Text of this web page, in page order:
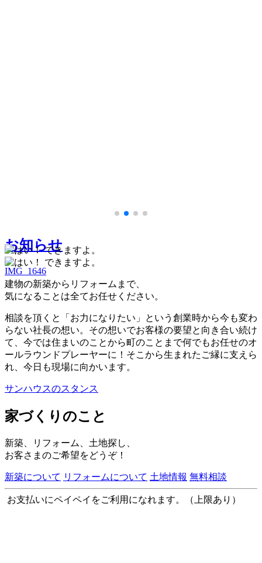
お知らせ
IMG_1646
建物の新築からリフォームまで、
気になることは全てお任せください。
相談を頂くと「お力になりたい」という創業時から今も変わ
らない社長の想い。その想いでお客様の要望と向き合い続け
て、今では住まいのことから町のことまで何でもお任せのオ
ールラウンドプレーヤーに！そこから生まれたご縁に支えら
れ、今日も現場に向かいます。
サンハウスのスタンス
家づくりのこと
新築、リフォーム、土地探し、
お客さまのご希望をどうぞ！
新築について リフォームについて 土地情報 無料相談
お支払いにペイペイをご利用になれます。（上限あり）